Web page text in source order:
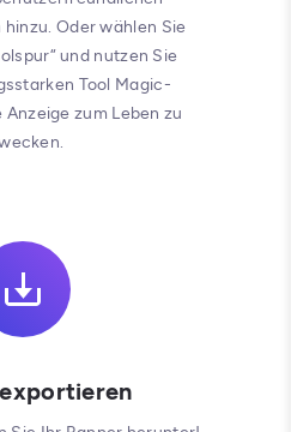
Oder wählen Sie
und nutzen Sie
Tool Magic-
zum Leben zu